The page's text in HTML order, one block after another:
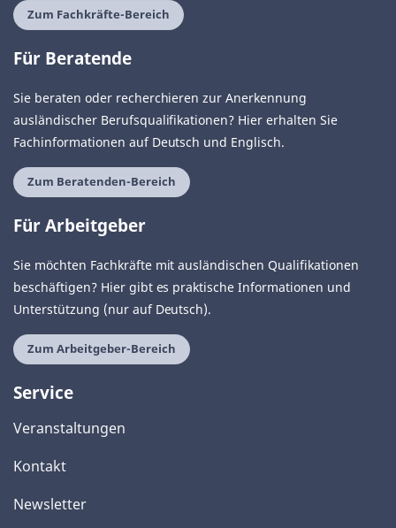
Zum Fachkräfte-Bereich
Für Beratende
Sie beraten oder recherchieren zur Anerkennung
ausländischer Berufsqualifikationen? Hier erhalten Sie
Fachinformationen auf Deutsch und Englisch.
Zum Beratenden-Bereich
Für Arbeitgeber
Sie möchten Fachkräfte mit ausländischen Qualifikationen
beschäftigen? Hier gibt es praktische Informationen und
Unterstützung (nur auf Deutsch).
Zum Arbeitgeber-Bereich
Service
Veranstaltungen
Kontakt
Newsletter